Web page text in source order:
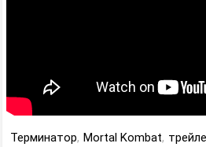
Терминатор, Mortal Kombat,